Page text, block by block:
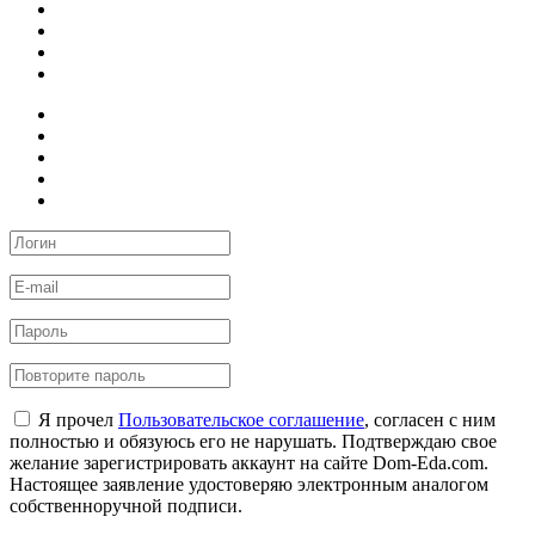
Я прочел Пользовательское соглашение, согласен с ним
полностью и обязуюсь его не нарушать. Подтверждаю свое
желание зарегистрировать аккаунт на сайте Dom-Eda.com.
Настоящее заявление удостоверяю электронным аналогом
собственноручной подписи.